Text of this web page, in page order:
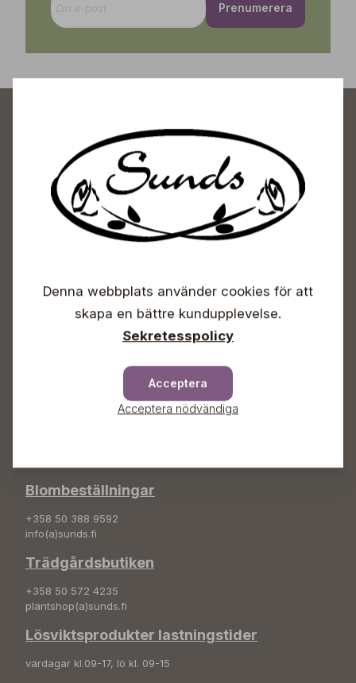
Prenumerera
Sunds Trädgårdscenter
Lördagar 09-16
Söndagar Självbetjäning
Blombeställningar
+358 50 388 9592
info(a)sunds.fi
Trädgårdsbutiken
+358 50 572 4235
plantshop(a)sunds.fi
Lösviktsprodukter lastningstider
vardagar kl.09-17, lö kl. 09-15
Denna webbplats använder cookies för att
skapa en bättre kundupplevelse.
Sekretesspolicy
Acceptera
Acceptera nödvändiga